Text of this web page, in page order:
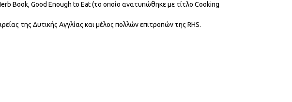
Book, Good Enough to Eat (το οποίο ανατυπώθηκε με τίτλο Cooking
της Δυτικής Αγγλίας και μέλος πολλών επιτροπών της RHS.